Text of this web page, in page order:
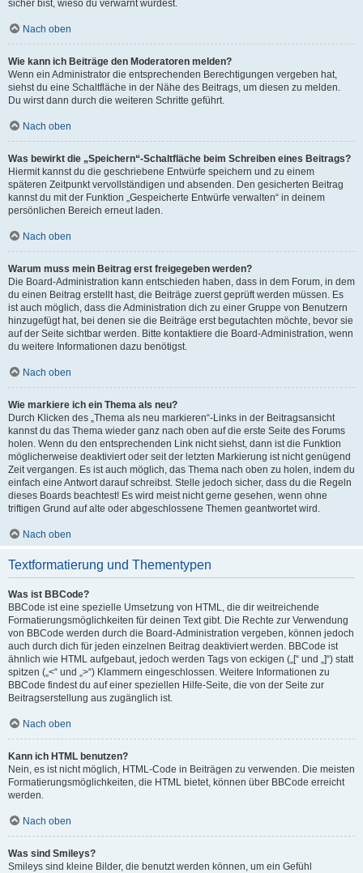
sicher bist, wieso du verwarnt wurdest.
Nach oben
Wie kann ich Beiträge den Moderatoren melden?
Wenn ein Administrator die entsprechenden Berechtigungen vergeben hat,
siehst du eine Schaltfläche in der Nähe des Beitrags, um diesen zu melden.
Du wirst dann durch die weiteren Schritte geführt.
Nach oben
Was bewirkt die „Speichern“-Schaltfläche beim Schreiben eines Beitrags?
Hiermit kannst du die geschriebene Entwürfe speichern und zu einem
späteren Zeitpunkt vervollständigen und absenden. Den gesicherten Beitrag
kannst du mit der Funktion „Gespeicherte Entwürfe verwalten“ in deinem
persönlichen Bereich erneut laden.
Nach oben
Warum muss mein Beitrag erst freigegeben werden?
Die Board-Administration kann entschieden haben, dass in dem Forum, in dem
du einen Beitrag erstellt hast, die Beiträge zuerst geprüft werden müssen. Es
ist auch möglich, dass die Administration dich zu einer Gruppe von Benutzern
hinzugefügt hat, bei denen sie die Beiträge erst begutachten möchte, bevor sie
auf der Seite sichtbar werden. Bitte kontaktiere die Board-Administration, wenn
du weitere Informationen dazu benötigst.
Nach oben
Wie markiere ich ein Thema als neu?
Durch Klicken des „Thema als neu markieren“-Links in der Beitragsansicht
kannst du das Thema wieder ganz nach oben auf die erste Seite des Forums
holen. Wenn du den entsprechenden Link nicht siehst, dann ist die Funktion
möglicherweise deaktiviert oder seit der letzten Markierung ist nicht genügend
Zeit vergangen. Es ist auch möglich, das Thema nach oben zu holen, indem du
einfach eine Antwort darauf schreibst. Stelle jedoch sicher, dass du die Regeln
dieses Boards beachtest! Es wird meist nicht gerne gesehen, wenn ohne
triftigen Grund auf alte oder abgeschlossene Themen geantwortet wird.
Nach oben
Textformatierung und Thementypen
Was ist BBCode?
BBCode ist eine spezielle Umsetzung von HTML, die dir weitreichende
Formatierungsmöglichkeiten für deinen Text gibt. Die Rechte zur Verwendung
von BBCode werden durch die Board-Administration vergeben, können jedoch
auch durch dich für jeden einzelnen Beitrag deaktiviert werden. BBCode ist
ähnlich wie HTML aufgebaut, jedoch werden Tags von eckigen („[“ und „]“) statt
spitzen („<“ und „>“) Klammern eingeschlossen. Weitere Informationen zu
BBCode findest du auf einer speziellen Hilfe-Seite, die von der Seite zur
Beitragserstellung aus zugänglich ist.
Nach oben
Kann ich HTML benutzen?
Nein, es ist nicht möglich, HTML-Code in Beiträgen zu verwenden. Die meisten
Formatierungsmöglichkeiten, die HTML bietet, können über BBCode erreicht
werden.
Nach oben
Was sind Smileys?
Smileys sind kleine Bilder, die benutzt werden können, um ein Gefühl